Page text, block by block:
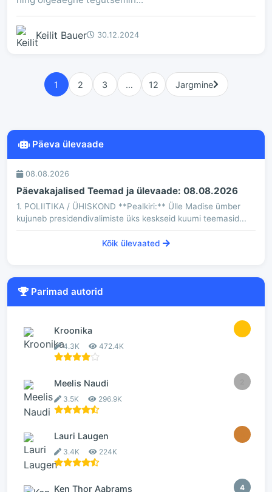
Keilit Bauer 30.12.2024
1 2 3 … 12 Jargmine
Päeva ülevaade
08.08.2026
Päevakajalised Teemad ja ülevaade: 08.08.2026
1. POLIITIKA / ÜHISKOND **Pealkiri:** Ülle Madise ümber
kujuneb presidendivalimiste üks keskseid kuumi teemasid...
Kõik ülevaated
Parimad autorid
Kroonika
4.3K 472.4K
Meelis Naudi
3.5K 296.9K
Lauri Laugen
3.4K 224K
4
Ken Thor Aabrams